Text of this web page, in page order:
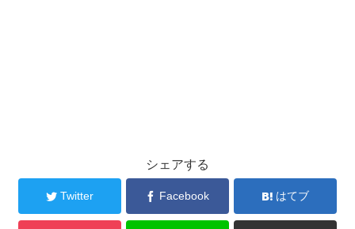
シェアする
Twitter Facebook はてブ